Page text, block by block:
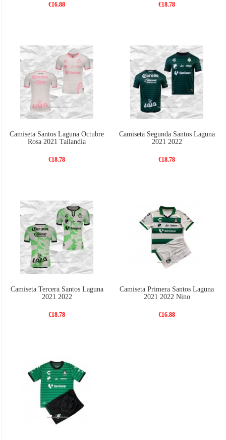
€16.88 €18.78
Camiseta Santos Laguna Octubre
Rosa 2021 Tailandia
€18.78
Camiseta Segunda Santos Laguna
2021 2022
€18.78
Camiseta Tercera Santos Laguna
2021 2022
€18.78
Camiseta Primera Santos Laguna
2021 2022 Nino
€16.88